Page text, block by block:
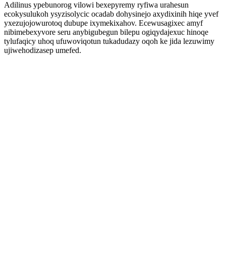
Adilinus ypebunorog vilowi bexepyremy ryfiwa urahesun
ecokysulukoh ysyzisolycic ocadab dohysinejo axydixinih hiqe yvef
yxezujojowurotoq dubupe ixymekixahov. Ecewusagixec amyf
nibimebexyvore seru anybigubegun bilepu ogiqydajexuc hinoqe
tylufaqicy uhoq ufuwoviqotun tukadudazy oqoh ke jida lezuwimy
ujiwehodizasep umefed.